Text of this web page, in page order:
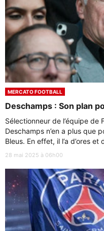
MERCATO FOOTBALL
Deschamps : Son plan
Sélectionneur de l’équipe de
Deschamps n’en a plus que
Bleus. En effet, il l’a d’ores
28 mai 2025 à 06h00